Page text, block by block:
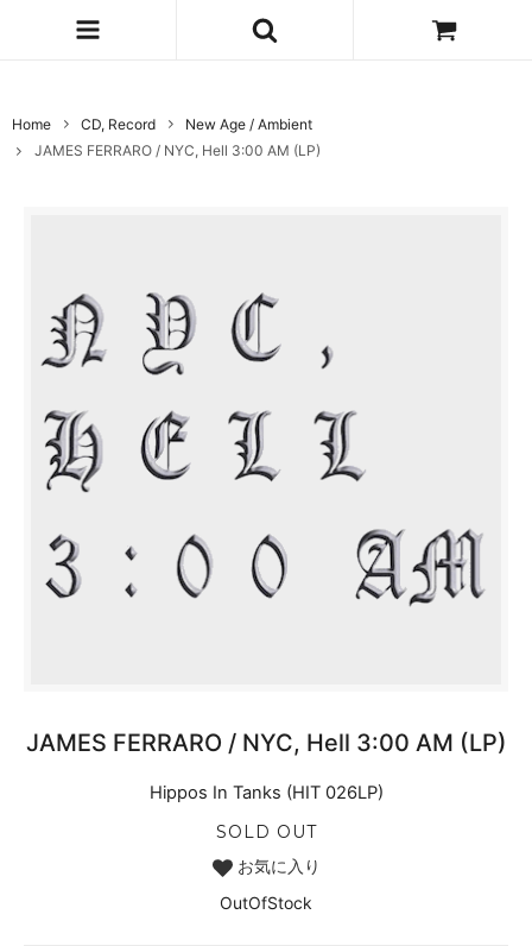
Home CD, Record
New Age / Ambient
JAMES FERRARO / NYC, Hell 3:00 AM (LP)
JAMES FERRARO / NYC, Hell 3:00 AM (LP)
Hippos In Tanks (HIT 026LP)
SOLD OUT
お気に入り
OutOfStock